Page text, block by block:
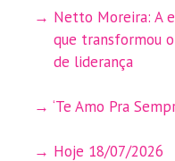
Netto Moreira: A
que transformou
de liderança
‘Te Amo Pra
Hoje 18/07/2026